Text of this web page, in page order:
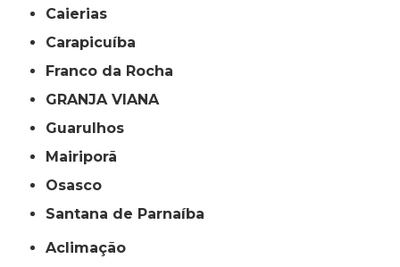
Caierias
Carapicuíba
Franco da Rocha
GRANJA VIANA
Guarulhos
Mairiporã
Osasco
Santana de Parnaíba
Aclimação